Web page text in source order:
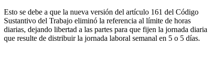
Esto se debe a que la nueva versión del artículo 161 del Código
Sustantivo del Trabajo eliminó la referencia al límite de horas
diarias, dejando libertad a las partes para que fijen la jornada diaria
que resulte de distribuir la jornada laboral semanal en 5 o 5 días.